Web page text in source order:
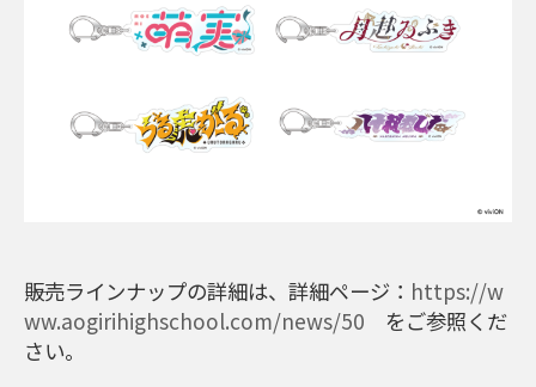
――販売ラインナップの詳細は、詳細ページ： https://w
ww.aogirihighschool.com/news/50 をご参照くだ
さい。